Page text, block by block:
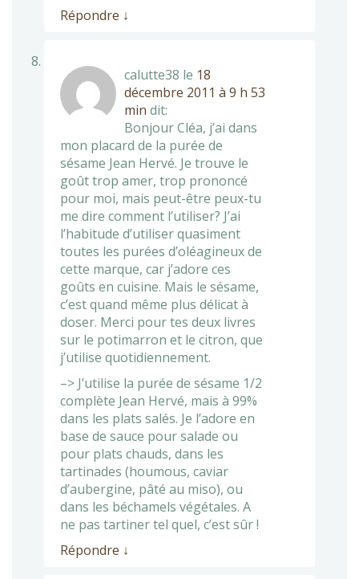
Répondre ↓
calutte38 le 18
décembre 2011 à 9 h 53
min dit:
Bonjour Cléa, j’ai dans
mon placard de la purée de
sésame Jean Hervé. Je trouve le
goût trop amer, trop prononcé
pour moi, mais peut-être peux-tu
me dire comment l’utiliser? J’ai
l’habitude d’utiliser quasiment
toutes les purées d’oléagineux de
cette marque, car j’adore ces
goûts en cuisine. Mais le sésame,
c’est quand même plus délicat à
doser. Merci pour tes deux livres
sur le potimarron et le citron, que
j’utilise quotidiennement.
–> J’utilise la purée de sésame 1/2
complète Jean Hervé, mais à 99%
dans les plats salés. Je l’adore en
base de sauce pour salade ou
pour plats chauds, dans les
tartinades (houmous, caviar
d’aubergine, pâté au miso), ou
dans les béchamels végétales. A
ne pas tartiner tel quel, c’est sûr !
Répondre ↓